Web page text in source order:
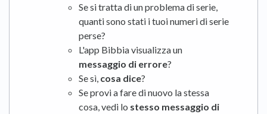
Se si tratta di un problema di serie,
quanti sono stati i tuoi numeri di serie
perse?
L'app Bibbia visualizza un
messaggio di errore?
Se sì, cosa dice?
Se provi a fare di nuovo la stessa
cosa, vedi lo stesso messaggio di